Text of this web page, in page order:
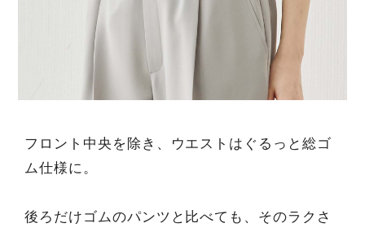
フロント中央を除き、ウエストはぐるっと総ゴ
ム仕様に。
後ろだけゴムのパンツと比べても、そのラクさ